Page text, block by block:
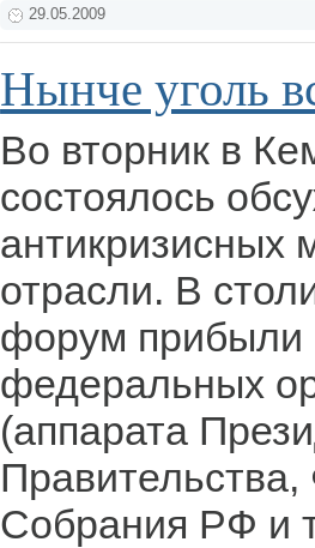
29.05.2009
Нынче уголь
Во вторник в
состоялось
антикризисных
отрасли. В
форум прибыли
федеральных
(аппарата
Собрания РФ и